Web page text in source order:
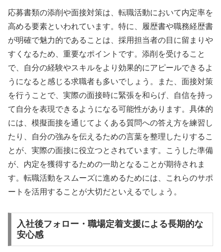
応募書類の添削や面接対策は、転職活動において内定率を
高める要素といわれています。特に、履歴書や職務経歴書
が明確で魅力的であることは、採用担当者の目に留まりや
すくなるため、重要なポイントです。添削を受けること
で、自分の経験やスキルをより効果的にアピールできるよ
うになると感じる求職者も多いでしょう。また、面接対策
を行うことで、実際の面接時に緊張を和らげ、自信を持っ
て自分を表現できるようになる可能性があります。具体的
には、模擬面接を通じてよくある質問への答え方を練習し
たり、自分の強みを伝えるための言葉を整理したりするこ
とが、実際の面接に役立つとされています。こうした準備
が、内定を獲得するための一助となることが期待されま
す。転職活動をスムーズに進めるためには、これらのサポ
ートを活用することが大切だといえるでしょう。
入社後フォロー・職場定着支援による長期的な
安心感